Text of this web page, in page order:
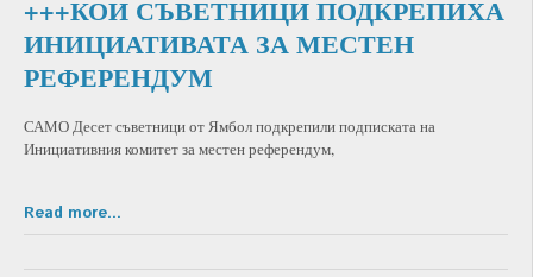
+++КОИ СЪВЕТНИЦИ ПОДКРЕПИХА
ИНИЦИАТИВАТА ЗА МЕСТЕН
РЕФЕРЕНДУМ
САМО Десет съветници от Ямбол подкрепили подписката на
Инициативния комитет за местен референдум,
Read more...